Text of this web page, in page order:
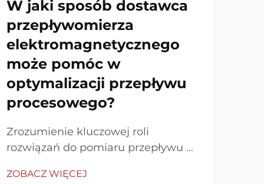
W jaki sposób dostawca
przepływomierza
elektromagnetycznego
może pomóc w
optymalizacji przepływu
procesowego?
Zrozumienie kluczowej roli
rozwiązań do pomiaru przepływu w
dzisiejszym wymagającym
ZOBACZ WIĘCEJ